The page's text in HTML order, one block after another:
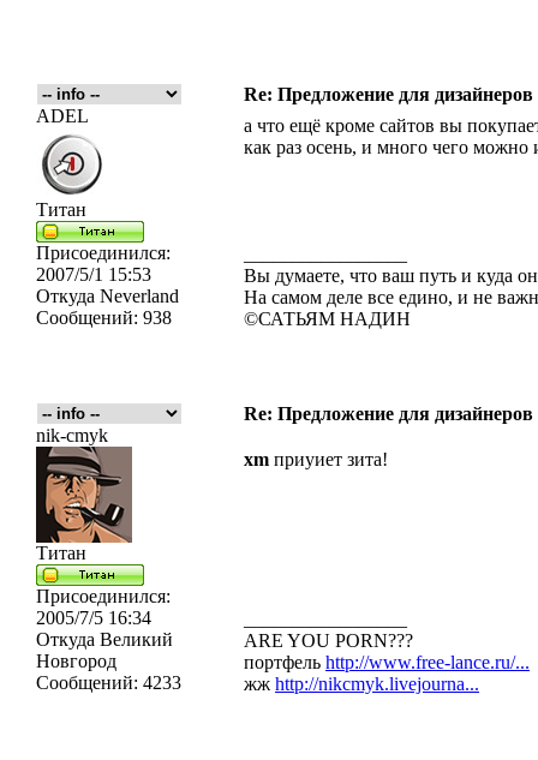
Re: Предложение для
ADEL
Титан
Присоединился:
2007/5/1 15:53
Откуда Neverland
Сообщений: 938
а что ещё кроме сайтов вы
как раз осень, и много чего можно
Вы думаете, что ваш путь и куда
На самом деле все едино, и не
©САТЬЯМ НАДИН
Re: Предложение для
nik-cmyk
Титан
Присоединился:
2005/7/5 16:34
Откуда Великий
Новгород
Сообщений: 4233
xm приуиет зита!
ARE YOU PORN???
портфель http://www.free-lance.ru/...
жж http://nikcmyk.livejourna...